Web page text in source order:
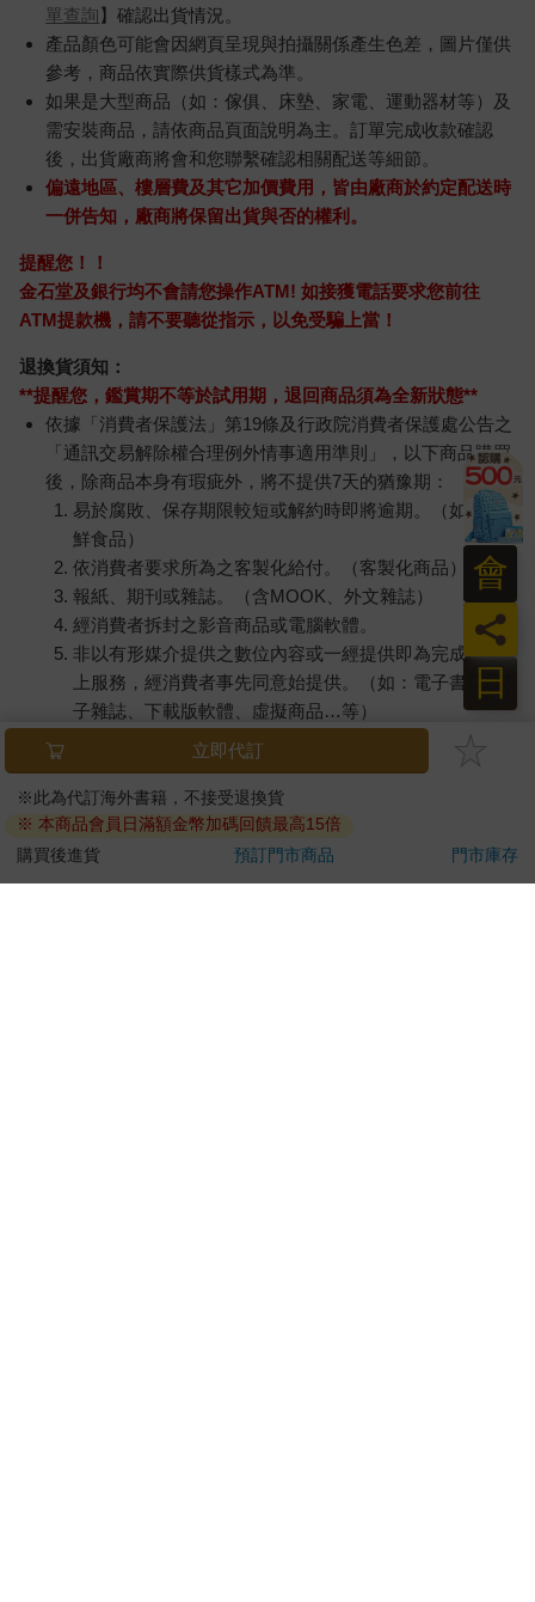
單查詢】確認出貨情況。
產品顏色可能會因網頁呈現與拍攝關係產生色差，圖片僅供
參考，商品依實際供貨樣式為準。
如果是大型商品（如：傢俱、床墊、家電、運動器材等）及
需安裝商品，請依商品頁面說明為主。訂單完成收款確認
後，出貨廠商將會和您聯繫確認相關配送等細節。
偏遠地區、樓層費及其它加價費用，皆由廠商於約定配送時
一併告知，廠商將保留出貨與否的權利。
提醒您！！
金石堂及銀行均不會請您操作ATM! 如接獲電話要求您前往
ATM提款機，請不要聽從指示，以免受騙上當！
退換貨須知：
**提醒您，鑑賞期不等於試用期，退回商品須為全新狀態**
依據「消費者保護法」第19條及行政院消費者保護處公告之
「通訊交易解除權合理例外情事適用準則」，以下商品購買
後，除商品本身有瑕疵外，將不提供7天的猶豫期：
易於腐敗、保存期限較短或解約時即將逾期。（如：生
鮮食品）
依消費者要求所為之客製化給付。（客製化商品）
報紙、期刊或雜誌。（含MOOK、外文雜誌）
經消費者拆封之影音商品或電腦軟體。
非以有形媒介提供之數位內容或一經提供即為完成之線
上服務，經消費者事先同意始提供。（如：電子書、電
子雜誌、下載版軟體、虛擬商品…等）
已拆封之個人衛生用品。（如：內衣褲、刮鬍刀、除毛
若非上列種類商品，均享有到貨7天的猶豫期（含例假
日）。
辦理退換貨時，商品（組合商品恕無法接受單獨退貨）必須
是您收到商品時的原始狀態（包含商品本體、配件、贈品、
日
員
會